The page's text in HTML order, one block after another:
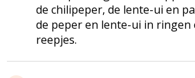
de chilipeper, de lente-ui en
de peper en lente-ui in ringen
reepjes.